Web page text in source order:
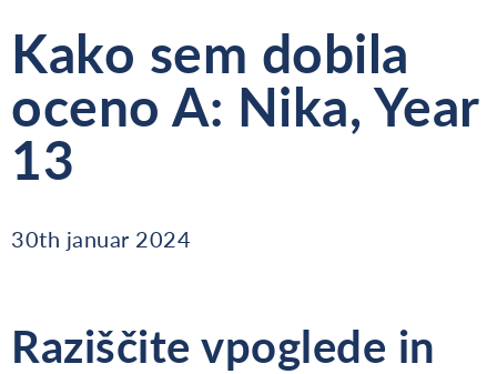
Kako sem dobila
oceno A: Nika, Year
13
30th januar 2024
Raziščite vpoglede in